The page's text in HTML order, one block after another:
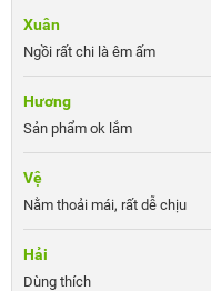
Xuân
Ngồi rất chi là êm ấm
Hương
Sản phẩm ok lắm
Vệ
Nằm thoải mái, rất dễ chịu
Hải
Dùng thích